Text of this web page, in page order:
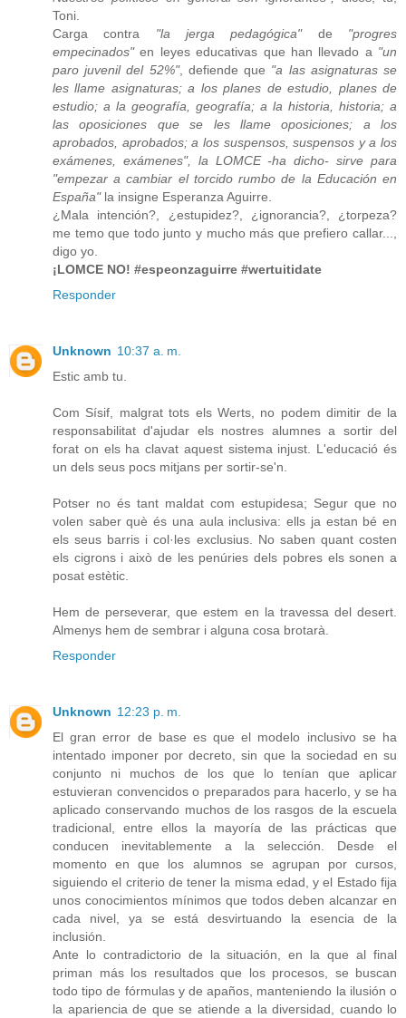
Toni.
Carga contra "la jerga pedagógica"de "progres
empecinados"en leyes educativas que han llevado a "un
paro juvenil del 52%", defiende que "a las asignaturas se
les llame asignaturas; a los planes de estudio, planes de
estudio; a la geografía, geografía; a la historia, historia; a
las oposiciones que se les llame oposiciones; a los
aprobados, aprobados; a los suspensos, suspensos y a los
exámenes, exámenes", la LOMCE -ha dicho- sirve para
"empezar a cambiar el torcido rumbo de la Educación en
España"la insigne Esperanza Aguirre.
¿Mala intención?, ¿estupidez?, ¿ignorancia?, ¿torpeza?
me temo que todo junto y mucho más que prefiero callar...,
digo yo.
¡LOMCE NO! #espeonzaguirre #wertuitidate
Responder
Unknown 10:37 a. m.
Estic amb tu.
Com Sísif, malgrat tots els Werts, no podem dimitir de la
responsabilitat d'ajudar els nostres alumnes a sortir del
forat on els ha clavat aquest sistema injust. L'educació és
un dels seus pocs mitjans per sortir-se'n.
Potser no és tant maldat com estupidesa; Segur que no
volen saber què és una aula inclusiva: ells ja estan bé en
els seus barris i col·les exclusius. No saben quant costen
els cigrons i això de les penúries dels pobres els sonen a
posat estètic.
Hem de perseverar, que estem en la travessa del desert.
Almenys hem de sembrar i alguna cosa brotarà.
Responder
Unknown 12:23 p. m.
El gran error de base es que el modelo inclusivo se ha
intentado imponer por decreto, sin que la sociedad en su
conjunto ni muchos de los que lo tenían que aplicar
estuvieran convencidos o preparados para hacerlo, y se ha
aplicado conservando muchos de los rasgos de la escuela
tradicional, entre ellos la mayoría de las prácticas que
conducen inevitablemente a la selección. Desde el
momento en que los alumnos se agrupan por cursos,
siguiendo el criterio de tener la misma edad, y el Estado fija
unos conocimientos mínimos que todos deben alcanzar en
cada nivel, ya se está desvirtuando la esencia de la
inclusión.
Ante lo contradictorio de la situación, en la que al final
priman más los resultados que los procesos, se buscan
todo tipo de fórmulas y de apaños, manteniendo la ilusión o
la apariencia de que se atiende a la diversidad, cuando lo